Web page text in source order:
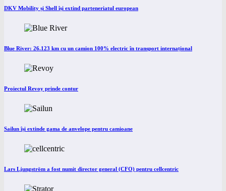
DKV Mobility și Shell își extind parteneriatul european
Blue River: 26.123 km cu un camion 100% electric în transport internațional
Proiectul Revoy prinde contur
Sailun își extinde gama de anvelope pentru camioane
Lars Ljungström a fost numit director general (CFO) pentru cellcentric